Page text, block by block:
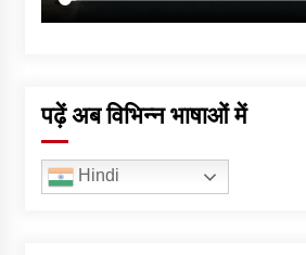
पढ़ें अब विभिन्न भाषाओं में
Hindi